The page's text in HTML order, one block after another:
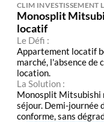
CLIM INVESTISSEMENT
Monosplit
locatif
Le Défi :
Appartement locatif
marché, l'absence de
location.
La Solution :
Monosplit Mitsubishi
séjour. Demi-journée
conforme, sans